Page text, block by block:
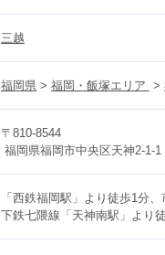
三越
福岡県 > 福岡・飯塚エリア >
〒810-8544
福岡県福岡市中央区天神2-1-1
「西鉄福岡駅」より徒歩1分
下鉄七隈線「天神南駅」より